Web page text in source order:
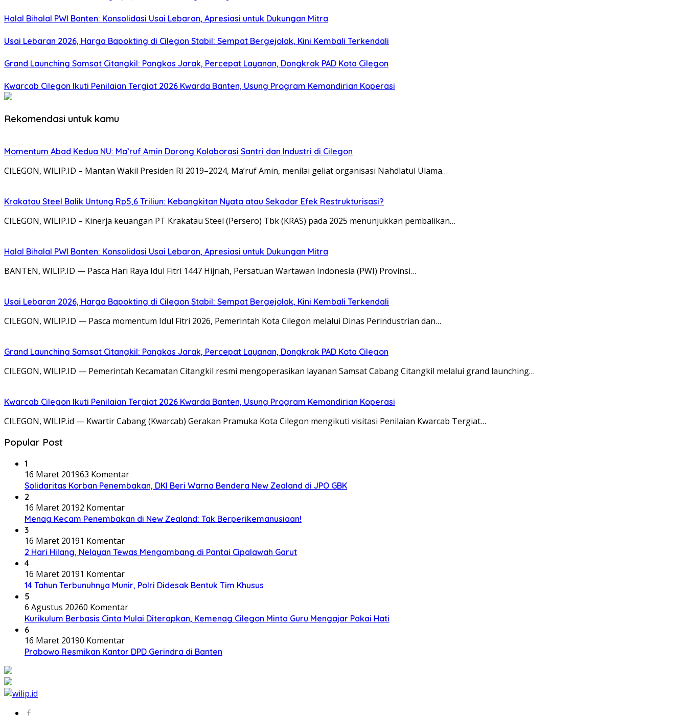
Halal Bihalal PWI Banten: Konsolidasi Usai Lebaran, Apresiasi untuk Dukungan Mitra
Usai Lebaran 2026, Harga Bapokting di Cilegon Stabil: Sempat Bergejolak, Kini Kembali Terkendali
Grand Launching Samsat Citangkil: Pangkas Jarak, Percepat Layanan, Dongkrak PAD Kota Cilegon
Kwarcab Cilegon Ikuti Penilaian Tergiat 2026 Kwarda Banten, Usung Program Kemandirian Koperasi
Rekomendasi untuk kamu
Momentum Abad Kedua NU: Ma’ruf Amin Dorong Kolaborasi Santri dan Industri di Cilegon
CILEGON, WILIP.ID – Mantan Wakil Presiden RI 2019–2024, Ma’ruf Amin, menilai geliat organisasi Nahdlatul Ulama…
Krakatau Steel Balik Untung Rp5,6 Triliun: Kebangkitan Nyata atau Sekadar Efek Restrukturisasi?
CILEGON, WILIP.ID – Kinerja keuangan PT Krakatau Steel (Persero) Tbk (KRAS) pada 2025 menunjukkan pembalikan…
Halal Bihalal PWI Banten: Konsolidasi Usai Lebaran, Apresiasi untuk Dukungan Mitra
BANTEN, WILIP.ID — Pasca Hari Raya Idul Fitri 1447 Hijriah, Persatuan Wartawan Indonesia (PWI) Provinsi…
Usai Lebaran 2026, Harga Bapokting di Cilegon Stabil: Sempat Bergejolak, Kini Kembali Terkendali
CILEGON, WILIP.ID — Pasca momentum Idul Fitri 2026, Pemerintah Kota Cilegon melalui Dinas Perindustrian dan…
Grand Launching Samsat Citangkil: Pangkas Jarak, Percepat Layanan, Dongkrak PAD Kota Cilegon
CILEGON, WILIP.ID — Pemerintah Kecamatan Citangkil resmi mengoperasikan layanan Samsat Cabang Citangkil melalui grand launching…
Kwarcab Cilegon Ikuti Penilaian Tergiat 2026 Kwarda Banten, Usung Program Kemandirian Koperasi
CILEGON, WILIP.id — Kwartir Cabang (Kwarcab) Gerakan Pramuka Kota Cilegon mengikuti visitasi Penilaian Kwarcab Tergiat…
Popular Post
1
16 Maret 201963 Komentar
Solidaritas Korban Penembakan, DKI Beri Warna Bendera New Zealand di JPO GBK
2
16 Maret 20192 Komentar
Menag Kecam Penembakan di New Zealand: Tak Berperikemanusiaan!
3
16 Maret 20191 Komentar
2 Hari Hilang, Nelayan Tewas Mengambang di Pantai Cipalawah Garut
4
16 Maret 20191 Komentar
14 Tahun Terbunuhnya Munir, Polri Didesak Bentuk Tim Khusus
5
6 Agustus 20260 Komentar
Kurikulum Berbasis Cinta Mulai Diterapkan, Kemenag Cilegon Minta Guru Mengajar Pakai Hati
6
16 Maret 20190 Komentar
Prabowo Resmikan Kantor DPD Gerindra di Banten